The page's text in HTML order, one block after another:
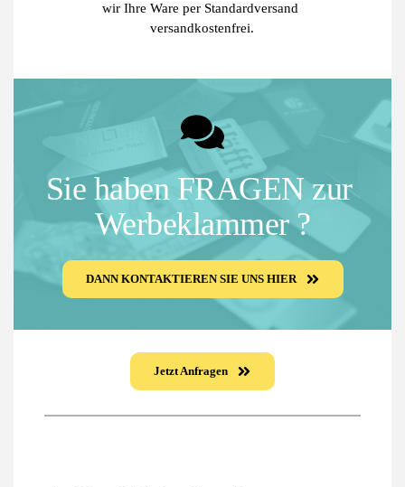
wir Ihre Ware per Standardversand
versandkostenfrei.
Sie haben FRAGEN zur
Werbeklammer ?
DANN KONTAKTIEREN SIE UNS HIER
Jetzt Anfragen